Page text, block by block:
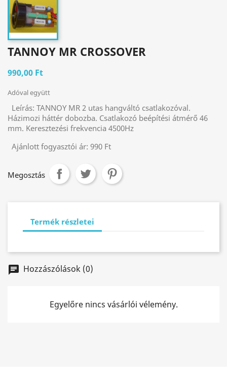
TANNOY MR CROSSOVER
990,00 Ft
Adóval együtt
Leírás: TANNOY MR 2 utas hangváltó csatlakozóval.
Házimozi háttér dobozba. Csatlakozó beépítési átmérő 46
mm. Keresztezési frekvencia 4500Hz
Ajánlott fogyasztói ár: 990 Ft
Megosztás
Termék részletei
chat Hozzászólások (0)
Egyelőre nincs vásárlói vélemény.